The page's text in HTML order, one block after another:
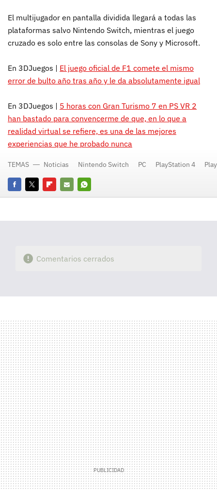
El multijugador en pantalla dividida llegará a todas las
plataformas salvo Nintendo Switch, mientras el juego
cruzado es solo entre las consolas de Sony y Microsoft.
En 3DJuegos | El juego oficial de F1 comete el mismo
error de bulto año tras año y le da absolutamente igual
En 3DJuegos | 5 horas con Gran Turismo 7 en PS VR 2
han bastado para convencerme de que, en lo que a
realidad virtual se refiere, es una de las mejores
experiencias que he probado nunca
FacebookTwitterFlipboard
E-
Whatsapp
TEMAS Noticias Nintendo Switch PC PlayStation 4
Comentarios cerrados